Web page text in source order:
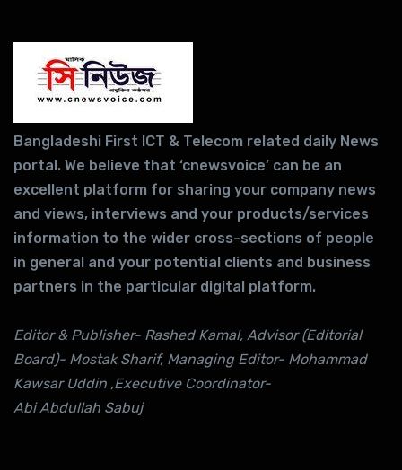
Bangladeshi First ICT & Telecom related daily News
portal. We believe that ‘cnewsvoice’ can be an
excellent platform for sharing your company news
and views, interviews and your products/services
information to the wider cross-sections of people
in general and your potential clients and business
partners in the particular digital platform.
Editor & Publisher- Rashed Kamal, Advisor (Editorial
Board)- Mostak Sharif, Managing Editor- Mohammad
Kawsar Uddin ,Executive Coordinator-
Abi Abdullah Sabuj